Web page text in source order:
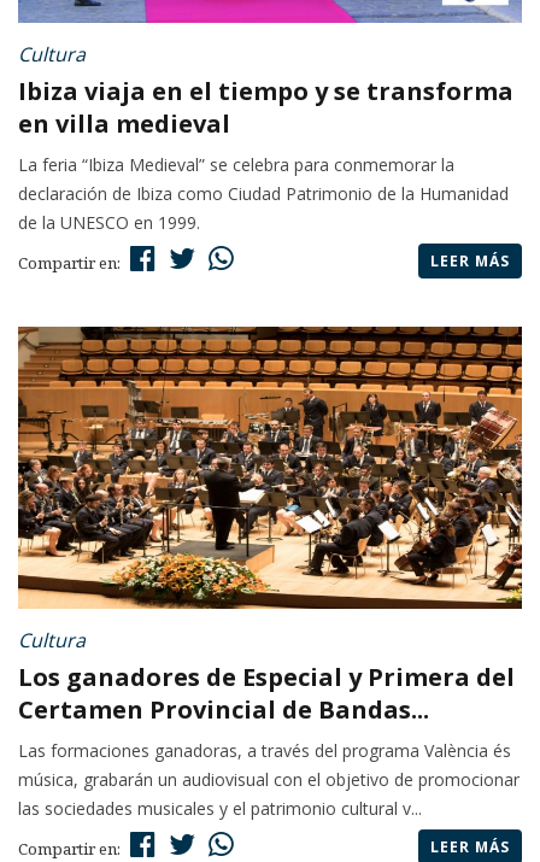
Cultura
Ibiza viaja en el tiempo y se transforma
en villa medieval
La feria “Ibiza Medieval” se celebra para conmemorar la
declaración de Ibiza como Ciudad Patrimonio de la Humanidad
de la UNESCO en 1999.
Compartir en: LEER MÁS
Cultura
Los ganadores de Especial y Primera del
Certamen Provincial de Bandas...
Las formaciones ganadoras, a través del programa València és
música, grabarán un audiovisual con el objetivo de promocionar
las sociedades musicales y el patrimonio cultural v...
Compartir en: LEER MÁS